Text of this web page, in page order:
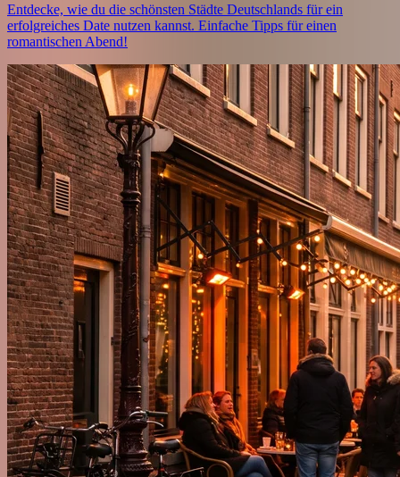
Entdecke, wie du die schönsten Städte Deutschlands für ein
erfolgreiches Date nutzen kannst. Einfache Tipps für einen
romantischen Abend!